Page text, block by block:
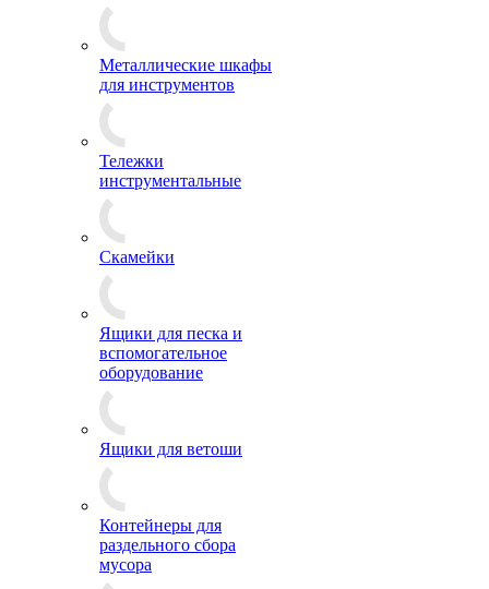
Металлические шкафы
для инструментов
Тележки
инструментальные
Скамейки
Ящики для песка и
вспомогательное
оборудование
Ящики для ветоши
Контейнеры для
раздельного сбора
мусора